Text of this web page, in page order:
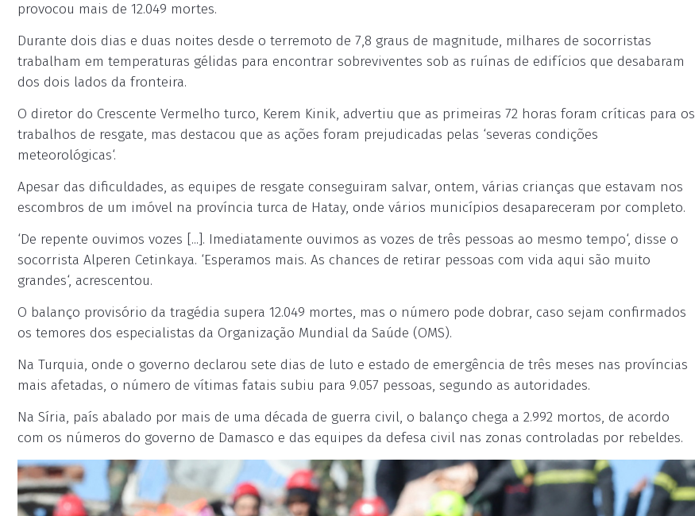
provocou mais de 12.049 mortes.
Durante dois dias e duas noites desde o terremoto de 7,8 graus de magnitude, milhares de socorristas
trabalham em temperaturas gélidas para encontrar sobreviventes sob as ruínas de edifícios que desabaram
dos dois lados da fronteira.
O diretor do Crescente Vermelho turco, Kerem Kinik, advertiu que as primeiras 72 horas foram críticas para os
trabalhos de resgate, mas destacou que as ações foram prejudicadas pelas ‘severas condições
meteorológicas‘.
Apesar das dificuldades, as equipes de resgate conseguiram salvar, ontem, várias crianças que estavam nos
escombros de um imóvel na província turca de Hatay, onde vários municípios desapareceram por completo.
‘De repente ouvimos vozes [...]. Imediatamente ouvimos as vozes de três pessoas ao mesmo tempo‘, disse o
socorrista Alperen Cetinkaya. ‘Esperamos mais. As chances de retirar pessoas com vida aqui são muito
grandes‘, acrescentou.
O balanço provisório da tragédia supera 12.049 mortes, mas o número pode dobrar, caso sejam confirmados
os temores dos especialistas da Organização Mundial da Saúde (OMS).
Na Turquia, onde o governo declarou sete dias de luto e estado de emergência de três meses nas províncias
mais afetadas, o número de vítimas fatais subiu para 9.057 pessoas, segundo as autoridades.
Na Síria, país abalado por mais de uma década de guerra civil, o balanço chega a 2.992 mortos, de acordo
com os números do governo de Damasco e das equipes da defesa civil nas zonas controladas por rebeldes.